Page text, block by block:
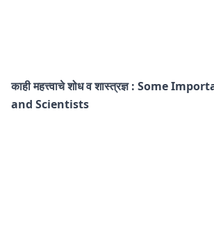
काही महत्त्वाचे शोध व शास्त्रज्ञ : Some
and Scientists